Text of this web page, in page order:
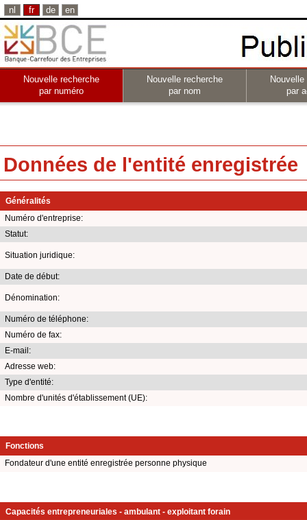
nl fr de en
Nouvelle recherche
par numéro
Nouvelle recherche
par nom
par
Données de l'entité enregistrée
Généralités
Numéro d'entreprise:
Statut:
Situation juridique:
Date de début:
Dénomination:
Numéro de téléphone:
Numéro de fax:
E-mail:
Adresse web:
Type d'entité:
Nombre d'unités d'établissement (UE):
Fonctions
Fondateur d'une entité enregistrée personne physique
Capacités entrepreneuriales - ambulant - exploitant forain